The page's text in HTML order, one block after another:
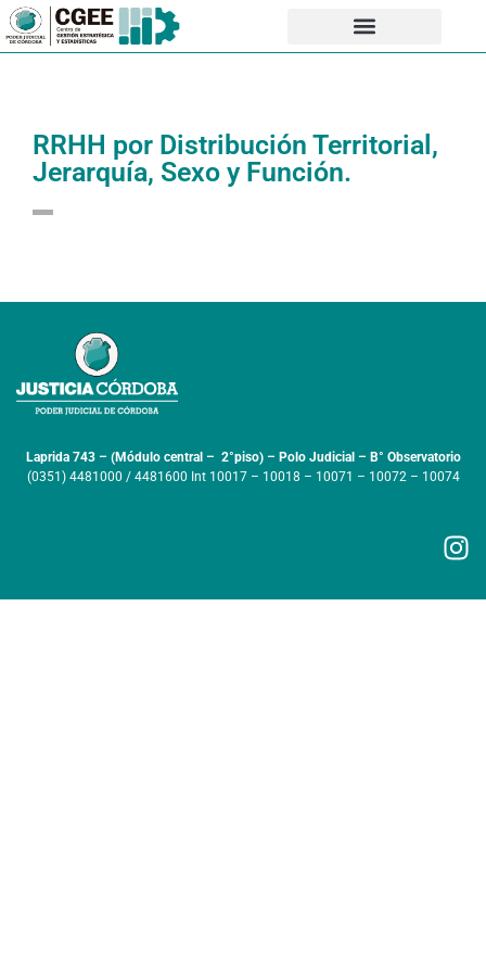
RRHH por Distribución Territorial,
Jerarquía, Sexo y Función.
Laprida 743 – (Módulo central – 2°piso) – Polo Judicial – B° Observatorio
(0351) 4481000 / 4481600 Int 10017 – 10018 – 10071 – 10072 – 10074